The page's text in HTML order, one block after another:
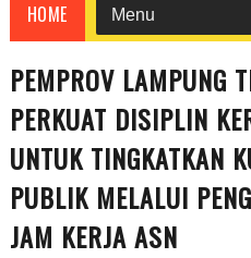
HOME
PEMPROV LAMPUNG
PERKUAT DISIPLIN
UNTUK TINGKATKAN
PUBLIK MELALUI
JAM KERJA ASN